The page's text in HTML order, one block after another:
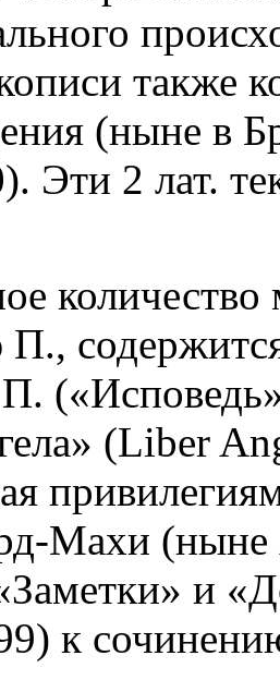
также
(ныне в
Эти 2 лат.
(Liber
Махи (ныне
и
к